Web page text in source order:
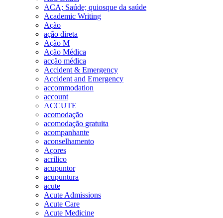
ACA; Saúde; quiosque da saúde
Academic Writing
Ação
ação direta
Ação M
Ação Médica
acção médica
Accident & Emergency
Accident and Emergency
accommodation
account
ACCUTE
acomodação
acomodação gratuita
acompanhante
aconselhamento
Açores
acrilico
acupuntor
acupuntura
acute
Acute Admissions
Acute Care
Acute Medicine